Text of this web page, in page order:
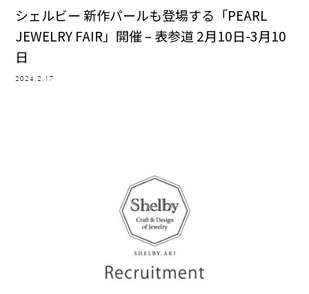
シェルビー 新作パールも登場する「PEARL
JEWELRY FAIR」開催 – 表参道 2月10日-3月10
日
2024.2.17